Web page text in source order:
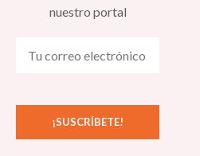
nuestro portal